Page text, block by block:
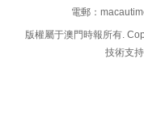
電郵：
版權屬于澳門時報所有.
技術支